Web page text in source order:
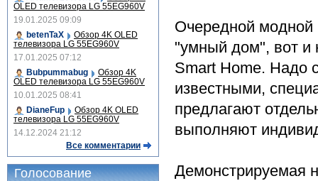
Очередной модной
"умный дом", вот и
Smart Home. Надо
известными,
предлагают
выполняют
Демонстрируемая
OLED телевизора LG 55EG960V
19.01.2025 09:09
betenTaX
Обзор 4K OLED
телевизора LG 55EG960V
17.01.2025 07:12
Bubpummabug
Обзор 4K
OLED телевизора LG 55EG960V
10.01.2025 08:41
DianeFup
Обзор 4K OLED
телевизора LG 55EG960V
14.12.2024 21:12
Все комментарии
Голосование